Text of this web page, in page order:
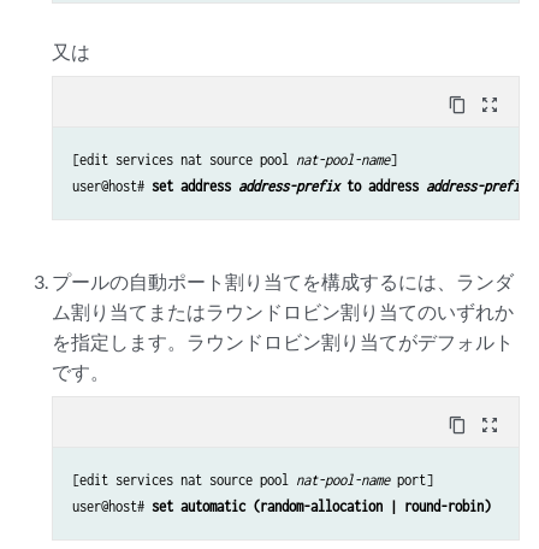
又は
content_copy zoom_out_map
[edit services nat source pool nat-pool-name]
user@host# set address address-prefix to address address-prefix
プールの自動ポート割り当てを構成するには、ランダ
ム割り当てまたはラウンドロビン割り当てのいずれか
を指定します。ラウンドロビン割り当てがデフォルト
です。
content_copy zoom_out_map
[edit services nat source pool nat-pool-name port]
user@host# set automatic (random-allocation | round-robin)